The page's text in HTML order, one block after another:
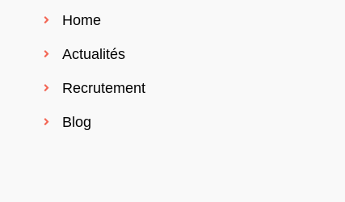
Home
Actualités
Recrutement
Blog